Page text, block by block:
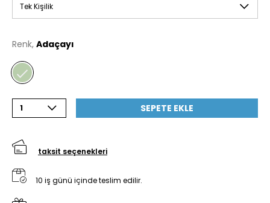
Tek Kişilik
Renk, Adaçayı
1 SEPETE EKLE
taksit seçenekleri
10 iş günü içinde teslim edilir.